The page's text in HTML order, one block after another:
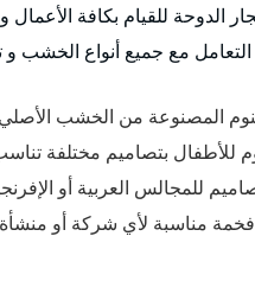
الدوحة للقيام بكافة
مع جميع أنواع الخشب و
المصنوعة من الخشب الأصلي
للأطفال بتصاميم مختلفة
للمجالس العربية أو
مناسبة لأي شركة أو منشأة